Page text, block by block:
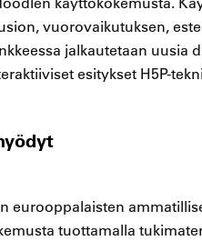
vuorovaikutuksen,
jalkautetaan uusia
esitykset H5P-
eurooppalaisten
tuottamalla